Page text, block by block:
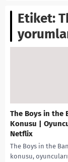
Etiket:
The Boys in the
Konusu |
Netflix
The Boys in the
konusu,